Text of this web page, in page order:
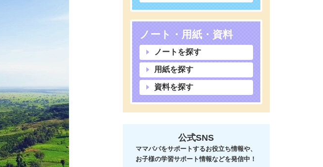
ノート・用紙・資料
ノートを探す
用紙を探す
資料を探す
公式SNS
ママパパをサポートするお役立ち情報や、
お子様の学習サポート情報などを発信中！